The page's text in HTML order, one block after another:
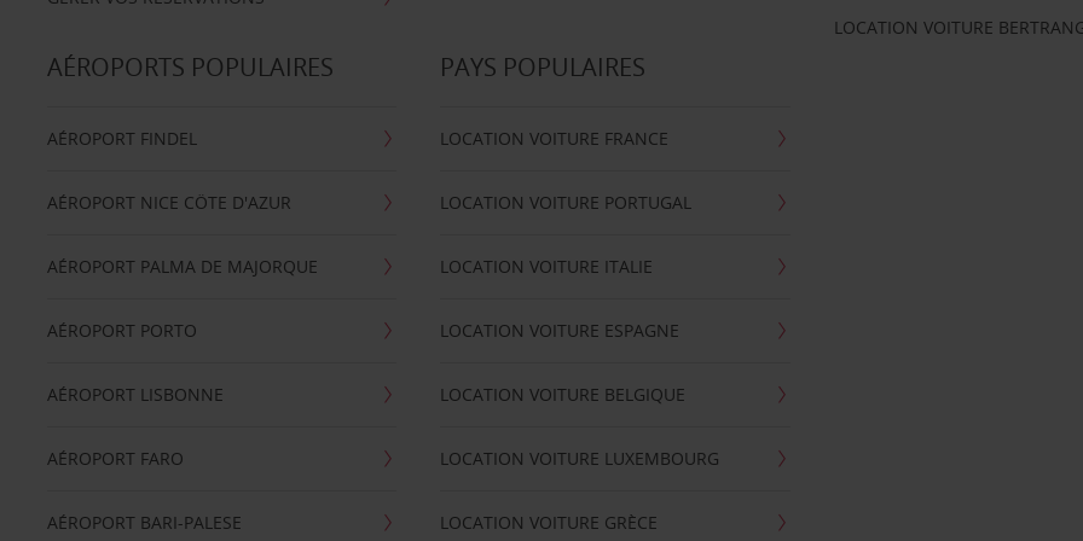
LOCATION VOITURE
AÉROPORTS POPULAIRES
AÉROPORT FINDEL
AÉROPORT NICE CÖTE D'AZUR
AÉROPORT PALMA DE MAJORQUE
AÉROPORT PORTO
AÉROPORT LISBONNE
AÉROPORT FARO
AÉROPORT BARI-PALESE
PAYS POPULAIRES
LOCATION VOITURE FRANCE
LOCATION VOITURE PORTUGAL
LOCATION VOITURE ITALIE
LOCATION VOITURE ESPAGNE
LOCATION VOITURE BELGIQUE
LOCATION VOITURE LUXEMBOURG
LOCATION VOITURE GRÈCE